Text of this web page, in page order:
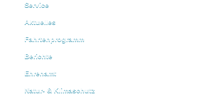
Service
Aktuelles
Fahrtenprogramm
Berichte
Ehrenamt
Natur- & Klimaschutz